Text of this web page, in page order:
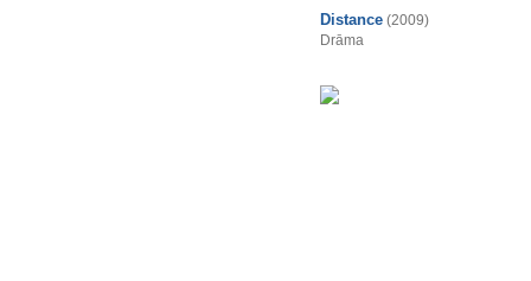
Distance (2009)
Drāma